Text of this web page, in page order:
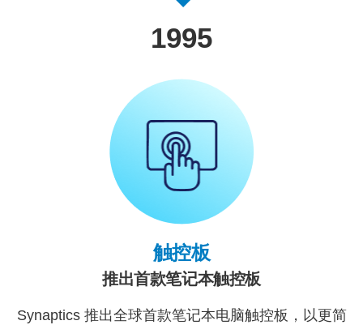
1995
触控板
推出首款笔记本触控板
Synaptics 推出全球首款笔记本电脑触控板，以更简